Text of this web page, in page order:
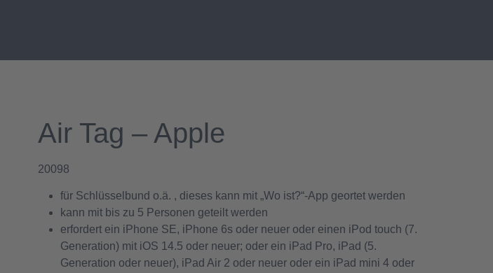
Air Tag – Apple
20098
für Schlüsselbund o.ä. , dieses kann mit „Wo ist?“-App geortet werden
kann mit bis zu 5 Personen geteilt werden
erfordert ein iPhone SE, iPhone 6s oder neuer oder einen iPod touch (7.
Generation) mit iOS 14.5 oder neuer; oder ein iPad Pro, iPad (5.
Generation oder neuer), iPad Air 2 oder neuer oder ein iPad mini 4 oder